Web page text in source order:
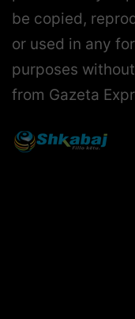
be copied,
or used in any
purposes
from Gazeta